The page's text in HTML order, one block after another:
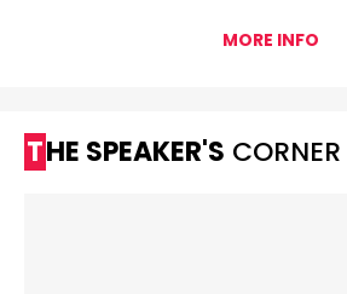
MORE INFO
THE SPEAKER'S CORNER